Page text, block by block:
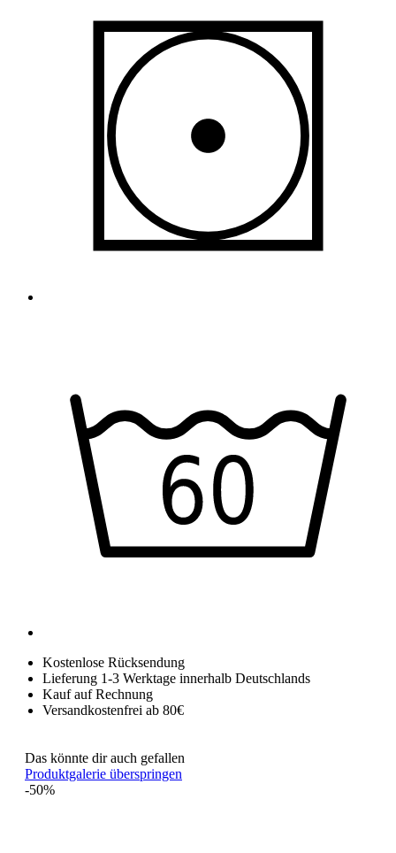
Kostenlose Rücksendung
Lieferung 1-3 Werktage innerhalb Deutschlands
Kauf auf Rechnung
Versandkostenfrei ab 80€
Das könnte dir auch gefallen
Produktgalerie überspringen
-50%